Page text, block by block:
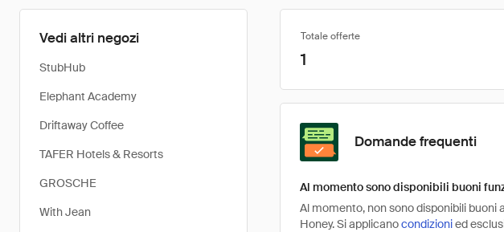
Vedi altri negozi
StubHub
Elephant Academy
Driftaway Coffee
TAFER Hotels & Resorts
GROSCHE
With Jean
Totale offerte
1
Domande frequenti
Al momento sono disponibili buoni
Al momento, non sono disponibili buoni
Honey. Si applicanocondizionied